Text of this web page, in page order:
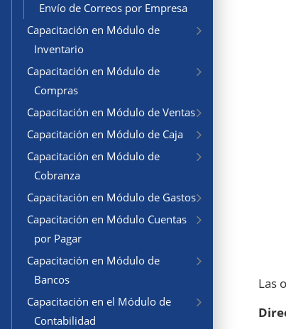
Envío de Correos por Empresa
Capacitación en Módulo de
Inventario
Capacitación en Módulo de
Compras
Capacitación en Módulo de Ventas
Capacitación en Módulo de Caja
Capacitación en Módulo de
Cobranza
Capacitación en Módulo de Gastos
Capacitación en Módulo Cuentas
por Pagar
Capacitación en Módulo de
Bancos
Capacitación en el Módulo de
Contabilidad
Las